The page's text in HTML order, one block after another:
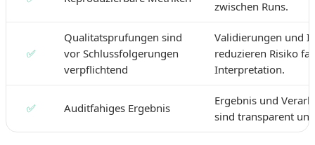
zwischen Runs.
✅
Qualitatsprufungen sind
vor Schlussfolgerungen
verpflichtend
Validierungen und
reduzieren Risiko
Interpretation.
✅ Auditfahiges Ergebnis
Ergebnis und
sind transparent